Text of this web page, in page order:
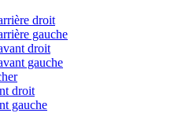
droit
gauche
droit
gauche
droit
gauche